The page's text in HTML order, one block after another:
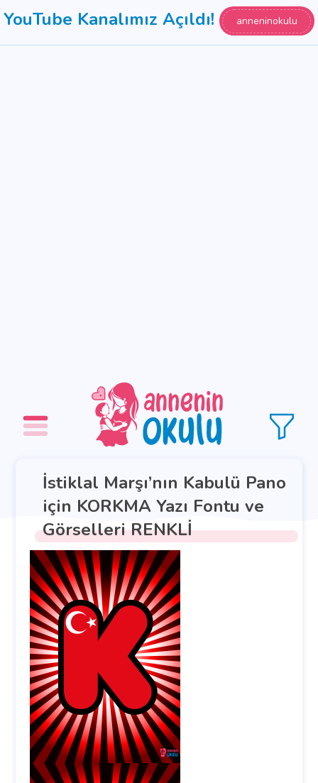
YouTube Kanalımız Açıldı! anneninokulu
İstiklal Marşı’nın Kabulü Pano
için KORKMA Yazı Fontu ve
Görselleri RENKLİ